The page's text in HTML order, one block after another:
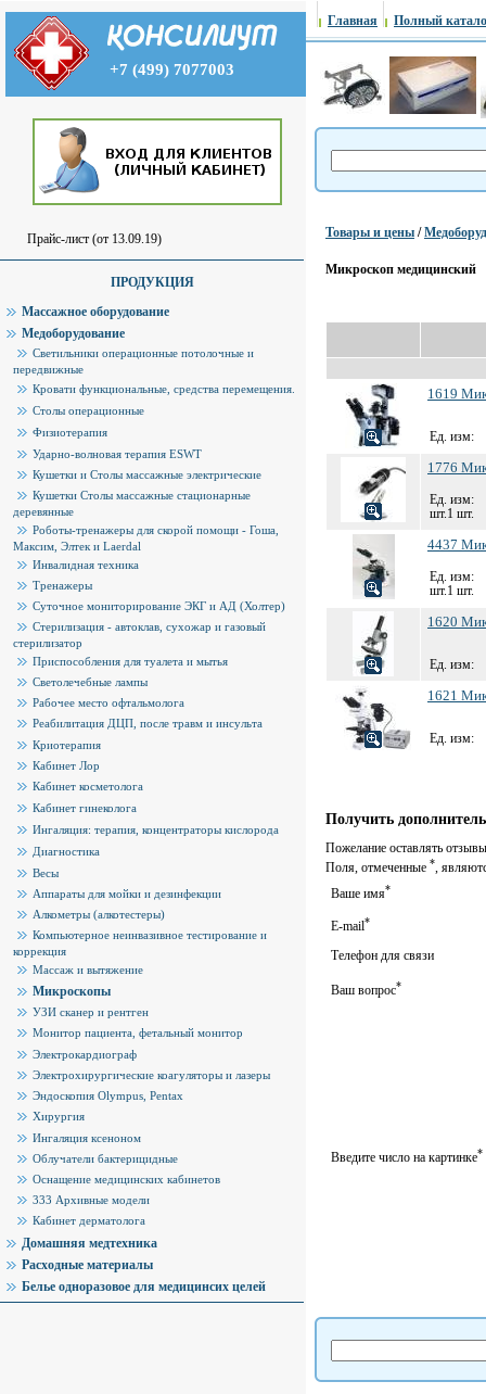
+7 (499) 7077003
Прайс-лист (от 13.09.19)
ПРОДУКЦИЯ
Массажное оборудование
Медоборудование
Светильники операционные потолочные и
передвижные
Кровати функциональные, средства перемещения.
Столы операционные
Физиотерапия
Ударно-волновая терапия ESWT
Кушетки и Столы массажные электрические
Кушетки Столы массажные стационарные
деревянные
Роботы-тренажеры для скорой помощи - Гоша,
Максим, Элтек и Laerdal
Инвалидная техника
Тренажеры
Суточное мониторирование ЭКГ и АД (Холтер)
Стерилизация - автоклав, сухожар и газовый
стерилизатор
Приспособления для туалета и мытья
Светолечебные лампы
Рабочее место офтальмолога
Реабилитация ДЦП, после травм и инсульта
Криотерапия
Кабинет Лор
Кабинет косметолога
Кабинет гинеколога
Ингаляция: терапия, концентраторы кислорода
Диагностика
Весы
Аппараты для мойки и дезинфекции
Алкометры (алкотестеры)
Компьютерное неинвазивное тестирование и
коррекция
Массаж и вытяжение
Микроскопы
УЗИ сканер и рентген
Монитор пациента, фетальный монитор
Электрокардиограф
Электрохирургические коагуляторы и лазеры
Эндоскопия Olympus, Pentax
Хирургия
Ингаляция ксеноном
Облучатели бактерицидные
Оснащение медицинских кабинетов
333 Архивные модели
Кабинет дерматолога
Домашняя медтехника
Расходные материалы
Белье одноразовое для медицинсих целей
Главная Полный
Товары и цены /
Микроскоп медицинский
1619
Ед. изм:
1776
Ед. изм:
шт.1 шт.
4437
Ед. изм:
шт.1 шт.
1620
Ед. изм:
1621
Ед. изм:
Получить
Пожелание оставлять
Поля, отмеченные *,
Ваше имя*
E-mail*
Телефон для связи
Ваш вопрос*
Введите число на картинке*